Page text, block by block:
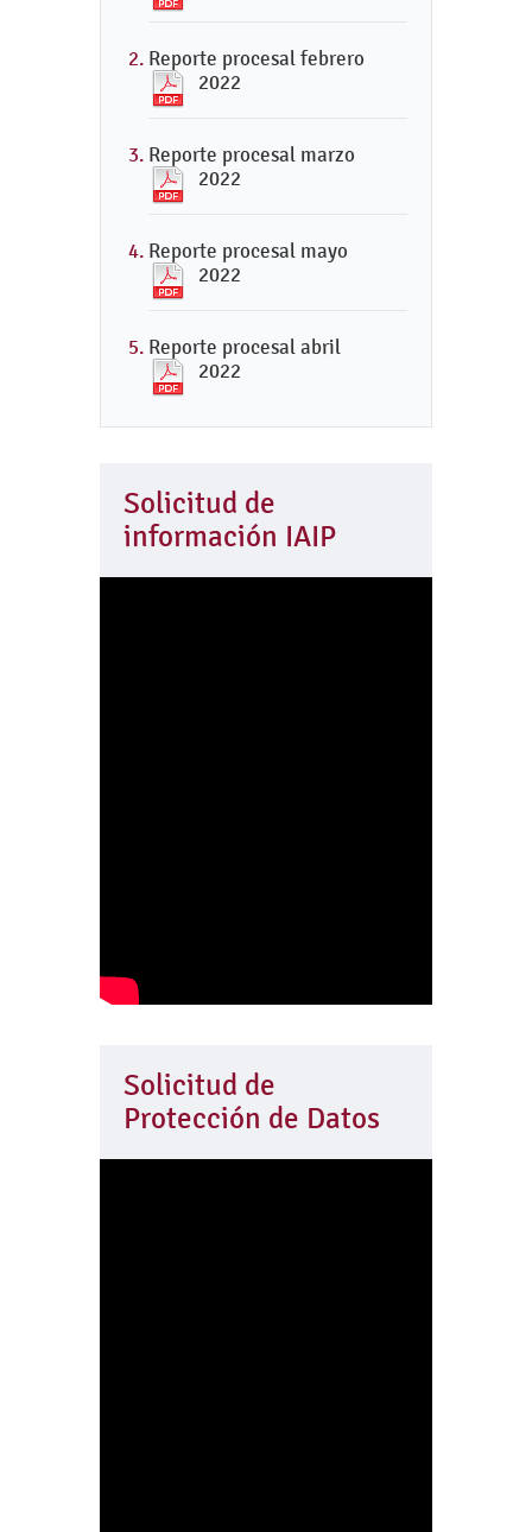
Reporte procesal febrero
2022
Reporte procesal marzo
2022
Reporte procesal mayo
2022
Reporte procesal abril
2022
Solicitud de
información IAIP
Solicitud de
Protección de Datos